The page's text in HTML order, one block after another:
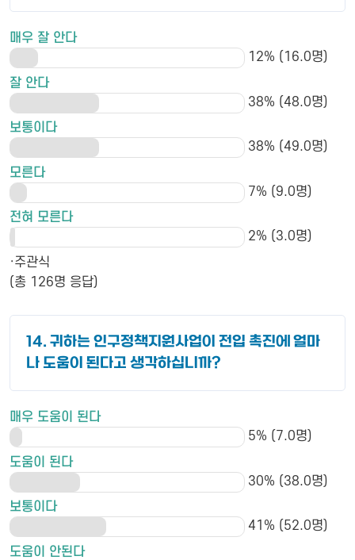
매우 잘 안다
12% (16.0명)
잘 안다
38% (48.0명)
보통이다
38% (49.0명)
모른다
7% (9.0명)
전혀 모른다
2% (3.0명)
·주관식
(총 126명 응답)
14. 귀하는 인구정책지원사업이 전입 촉진에 얼마
나 도움이 된다고 생각하십니까?
매우 도움이 된다
5% (7.0명)
도움이 된다
30% (38.0명)
보통이다
41% (52.0명)
도움이 안된다